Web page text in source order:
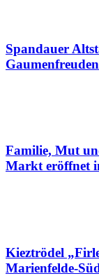
Spandauer
Gaumenfreuden
Familie, Mut
Markt eröffnet
Kieztrödel
Marienfelde-